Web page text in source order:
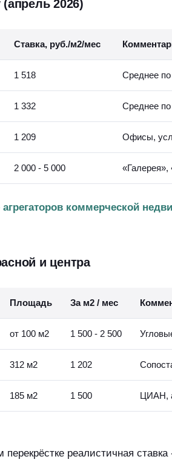
2026)
Ставка, руб./м2/мес
1 518 Среднее по
1 332 Среднее по
1 209 Офисы,
2 000 - 5 000 «Галерея»,
коммерческой
и центра
Площадь За м2 / мес
от 100 м2 1 500 - 2 500
312 м2 1 202
185 м2 1 500 ЦИАН,
реалистичная ставка